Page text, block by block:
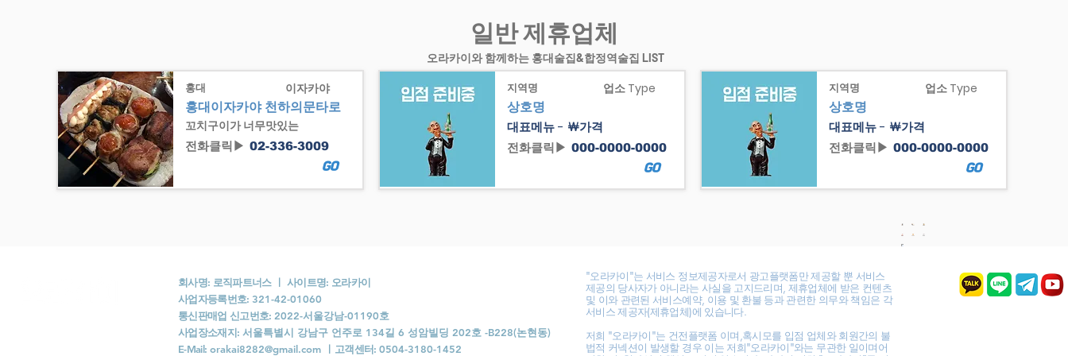
일반 제휴업체
오라카이와 함께하는 홍대술집&합정역술집 LIST
홍대 이자카야
홍대이자카야 천하의문타로
꼬치구이가 너무맛있는
전화클릭▶ 02-336-3009
GO
지역명 업소 Type
상호명
대표메뉴 - ￦가격
전화클릭▶ 000-0000-0000
GO
지역명 업소 Type
상호명
대표메뉴 - ￦가격
전화클릭▶ 000-0000-0000
GO
회사명: 로직파트너스 ㅣ 사이트명: 오라카이
사업자등록번호: 321-42-01060
통신판매업 신고번호: 2022-서울강남-01190호
사업장소재지: 서울특별시 강남구 언주로 134길 6 성암빌딩 202호 -B228(논현동)
​E-Mail: orakai8282@gmail.comㅣ 고객센터: 0504-3180-1452
"오라카이"는 서비스 정보제공자로서 광고플랫폼만 제공할 뿐 서비스
제공의 당사자가 아니라는 사실을 고지드리며, 제휴업체에 받은 컨텐츠
및 이와 관련된 서비스예약, 이용 및 환불 등과 관련한 의무와 책임은 각
서비스 제공자(제휴업체)에 있습니다.
저희 "오라카이"는 건전플랫폼 이며,혹시모를 입점 업체와 회원간의 불
법적 커넥션이 발생할 경우 이는 저희"오라카이"와는 무관한 일이며어